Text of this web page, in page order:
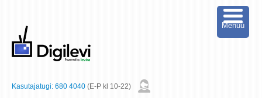
Kasutajatugi: 680 4040 (E-P kl 10-22)
Menüü